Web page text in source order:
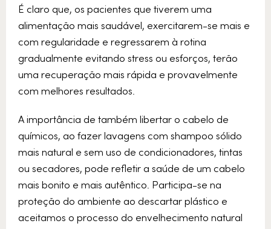
É claro que, os pacientes que tiverem uma
alimentação mais saudável, exercitarem-se mais e
com regularidade e regressarem à rotina
gradualmente evitando stress ou esforços, terão
uma recuperação mais rápida e provavelmente
com melhores resultados.
A importância de também libertar o cabelo de
químicos, ao fazer lavagens com shampoo sólido
mais natural e sem uso de condicionadores, tintas
ou secadores, pode refletir a saúde de um cabelo
mais bonito e mais autêntico. Participa-se na
proteção do ambiente ao descartar plástico e
aceitamos o processo do envelhecimento natural